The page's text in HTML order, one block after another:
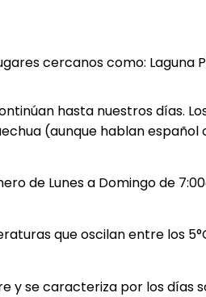
cercanos como: Laguna
hasta nuestros días.
(aunque hablan español
de Lunes a Domingo de
que oscilan entre los
y se caracteriza por los días